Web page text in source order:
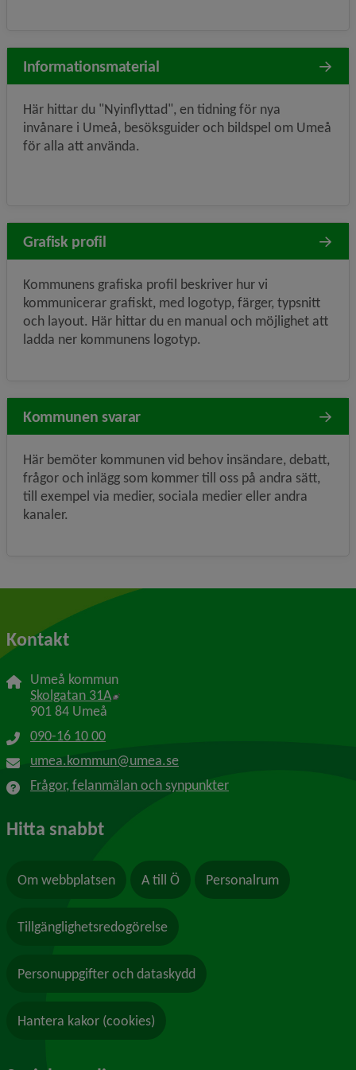
Informationsmaterial
Här hittar du "Nyinflyttad", en tidning för nya
invånare i Umeå, besöksguider och bildspel om Umeå
för alla att använda.
Grafisk profil
Kommunens grafiska profil beskriver hur vi
kommunicerar grafiskt, med logotyp, färger, typsnitt
och layout. Här hittar du en manual och möjlighet att
ladda ner kommunens logotyp.
Kommunen svarar
Här bemöter kommunen vid behov insändare, debatt,
frågor och inlägg som kommer till oss på andra sätt,
till exempel via medier, sociala medier eller andra
kanaler.
Kontakt
Umeå kommun
Skolgatan 31A Länk till annan webbplats, öppnas i nytt
901 84 Umeå
090-16 10 00
umea.kommun@umea.se
Frågor, felanmälan och synpunkter
Hitta snabbt
Om webbplatsen A till Ö Personalrum
Tillgänglighetsredogörelse
Personuppgifter och dataskydd
Hantera kakor (cookies)